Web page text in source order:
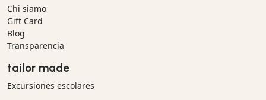
Chi siamo
Gift Card
Blog
Transparencia
tailor made
Excursiones escolares